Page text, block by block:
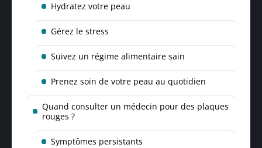
Hydratez votre peau
Gérez le stress
Suivez un régime alimentaire sain
Prenez soin de votre peau au quotidien
Quand consulter un médecin pour des plaques
rouges ?
Symptômes persistants